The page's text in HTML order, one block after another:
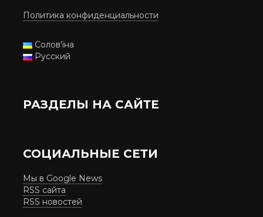
Политика конфиденциальности
Солов'їна
Русский
РАЗДЕЛЫ НА САЙТЕ
СОЦИАЛЬНЫЕ СЕТИ
Мы в Google News
RSS сайта
RSS новостей